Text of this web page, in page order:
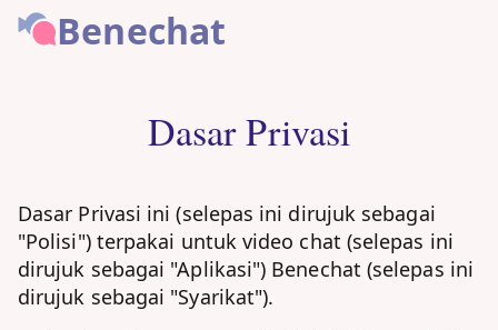
Benechat
Dasar Privasi
Dasar Privasi ini (selepas ini dirujuk sebagai
"Polisi") terpakai untuk video chat (selepas ini
dirujuk sebagai "Aplikasi") Benechat (selepas ini
dirujuk sebagai "Syarikat").